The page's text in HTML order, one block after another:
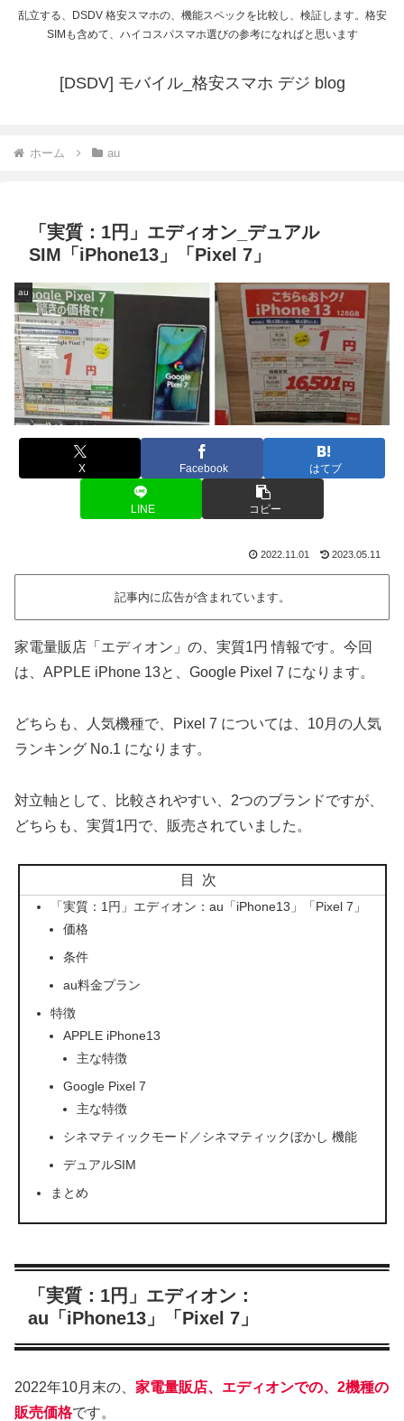
乱立する、DSDV 格安スマホの、機能スペックを比較し、検証します。格安
SIMも含めて、ハイコスパスマホ選びの参考になればと思います
[DSDV] モバイル_格安スマホ デジ blog
ホーム au
「実質：1円」エディオン_デュアル
SIM「iPhone13」「Pixel 7」
au
X Facebook はてブ
LINE コピー
2022.11.01 2023.05.11
記事内に広告が含まれています。
家電量販店「エディオン」の、実質1円 情報です。今回
は、APPLE iPhone 13と、Google Pixel 7 になります。
どちらも、人気機種で、Pixel 7 については、10月の人気
ランキング No.1 になります。
対立軸として、比較されやすい、2つのブランドですが、
どちらも、実質1円で、販売されていました。
目次
「実質：1円」エディオン：au「iPhone13」「Pixel 7」
価格
条件
au料金プラン
特徴
APPLE iPhone13
主な特徴
Google Pixel 7
主な特徴
シネマティックモード／シネマティックぼかし 機能
デュアルSIM
まとめ
「実質：1円」エディオン：
au「iPhone13」「Pixel 7」
2022年10月末の、 家電量販店、エディオンでの、2機種の
販売価格です。